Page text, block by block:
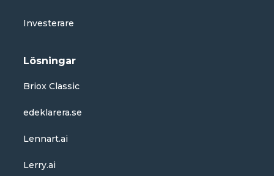
Investerare
Lösningar
Briox Classic
edeklarera.se
Lennart.ai
Lerry.ai